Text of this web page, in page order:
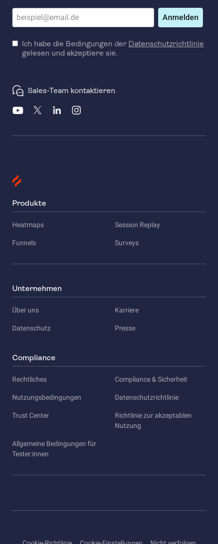
Anmelden
Ich habe die Bedingungen der Datenschutzrichtlinie
gelesen und akzeptiere sie.
Sales-Team kontaktieren
Produkte
Heatmaps Session Replay
Funnels Surveys
Unternehmen
Über uns Karriere
Datenschutz Presse
Compliance
Rechtliches Compliance & Sicherheit
Nutzungsbedingungen Datenschutzrichtlinie
Trust Center
Richtlinie zur akzeptablen
Nutzung
Allgemeine Bedingungen für
Tester:innen